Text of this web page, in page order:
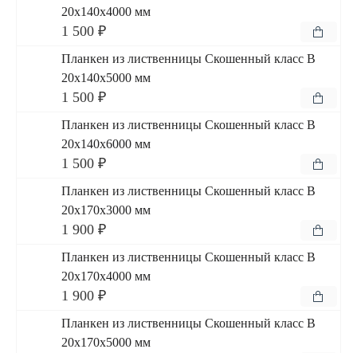
20x140x4000 мм
1 500 ₽
Планкен из лиственницы Скошенный класс В
20x140x5000 мм
1 500 ₽
Планкен из лиственницы Скошенный класс В
20x140x6000 мм
1 500 ₽
Планкен из лиственницы Скошенный класс В
20x170x3000 мм
1 900 ₽
Планкен из лиственницы Скошенный класс В
20x170x4000 мм
1 900 ₽
Планкен из лиственницы Скошенный класс В
20x170x5000 мм